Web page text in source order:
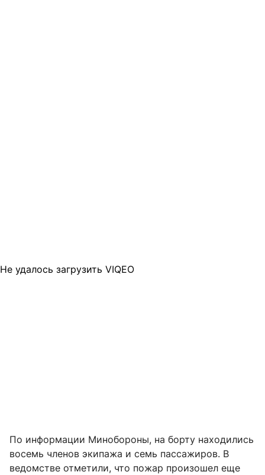
Не удалось загрузить VIQEO
По информации Минобороны, на борту находились
восемь членов экипажа и семь пассажиров. В
ведомстве отметили, что пожар произошел еще